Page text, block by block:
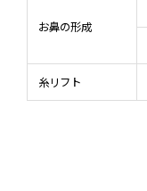
お鼻の形成
糸リフト